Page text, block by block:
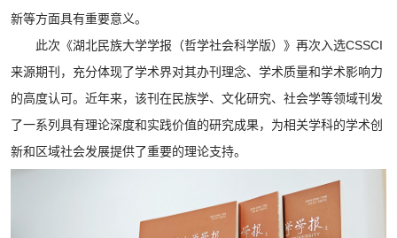
新等方面具有重要意义。
此次《湖北民族大学学报（哲学社会科学版）》再次入选CSSCI
来源期刊，充分体现了学术界对其办刊理念、学术质量和学术影响力
的高度认可。近年来，该刊在民族学、文化研究、社会学等领域刊发
了一系列具有理论深度和实践价值的研究成果，为相关学科的学术创
新和区域社会发展提供了重要的理论支持。